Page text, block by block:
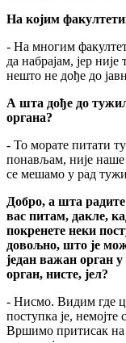
На којим
- На многим
да набрајам, јер
нешто не дође до
А шта дође до
органа?
- То морате питати
понављам, није наше
се мешамо у рад
Добро, а шта
вас питам, дакле,
покренете неки
довољно, што је
један важан орган
орган, нисте, јел?
- Нисмо. Видим где
поступка је, немојте
Вршимо притисак на